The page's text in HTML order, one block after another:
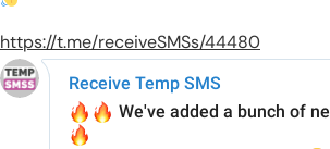
https://t.me/receiveSMSs/44480